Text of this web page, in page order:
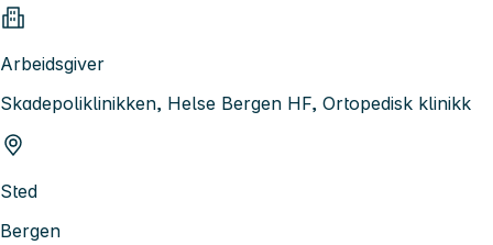
Arbeidsgiver
Skadepoliklinikken, Helse Bergen HF, Ortopedisk klinikk
Sted
Bergen